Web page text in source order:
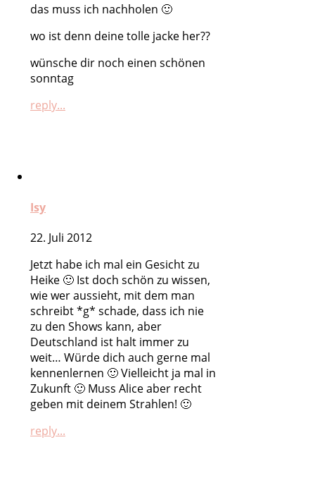
das muss ich nachholen 🙂
wo ist denn deine tolle jacke her??
wünsche dir noch einen schönen
sonntag
reply...
Isy
22. Juli 2012
Jetzt habe ich mal ein Gesicht zu
Heike 🙂 Ist doch schön zu wissen,
wie wer aussieht, mit dem man
schreibt *g* schade, dass ich nie
zu den Shows kann, aber
Deutschland ist halt immer zu
weit… Würde dich auch gerne mal
kennenlernen 🙂 Vielleicht ja mal in
Zukunft 🙂 Muss Alice aber recht
geben mit deinem Strahlen! 🙂
reply...